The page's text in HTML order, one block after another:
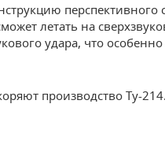
перспективного
летать на
удара, что особенно
производство Ту-214.